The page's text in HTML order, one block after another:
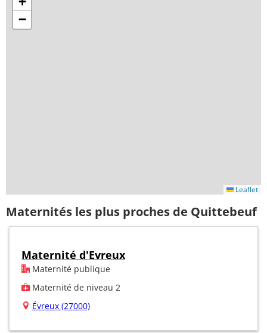
−
Leaflet
Maternités les plus proches de Quittebeuf
Maternité d'Evreux
Maternité publique
Maternité de niveau 2
Évreux (27000)